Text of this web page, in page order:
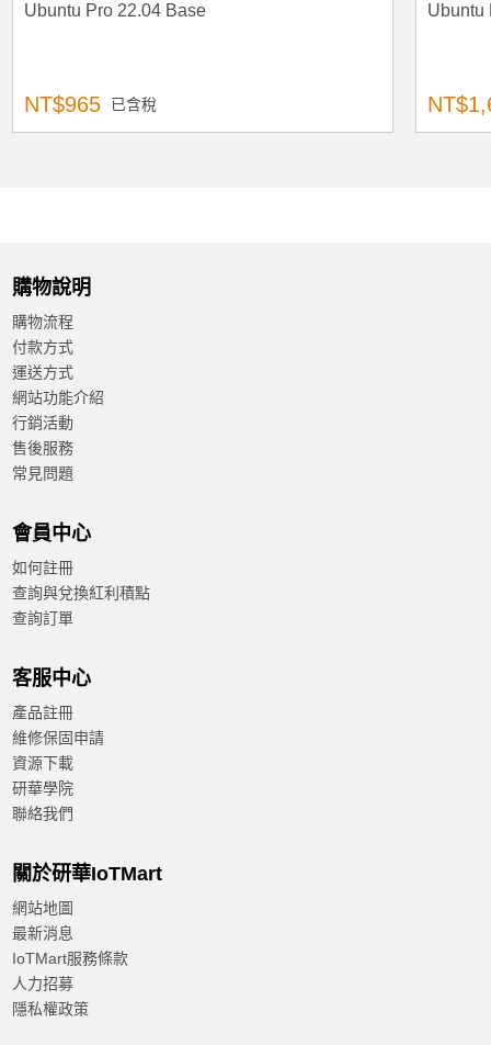
Ubuntu Pro 22.04 Base
NT$965 已含稅
Ubuntu
購物說明
購物流程
付款方式
運送方式
網站功能介紹
行銷活動
售後服務
常見問題
會員中心
如何註冊
查詢與兌換紅利積點
查詢訂單
客服中心
產品註冊
維修保固申請
資源下載
研華學院
聯絡我們
關於研華IoTMart
網站地圖
最新消息
IoTMart服務條款
人力招募
隱私權政策